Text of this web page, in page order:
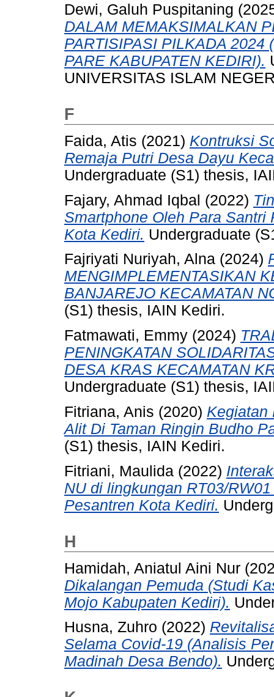
Dewi, Galuh Puspitaning
DALAM MEMAKSIMALKAN
PARTISIPASI PILKADA 2024
PARE KABUPATEN KEDIRI).
UNIVERSITAS ISLAM
F
Faida, Atis (2021) Kontruksi
Remaja Putri Desa Dayu
Undergraduate (S1) thesis,
Fajary, Ahmad Iqbal (2022)
Smartphone Oleh Para Santri
Kota Kediri. Undergraduate
Fajriyati Nuriyah, Alna (2024)
MENGIMPLEMENTASIKAN
BANJAREJO KECAMATAN
(S1) thesis, IAIN Kediri.
Fatmawati, Emmy (2024)
PENINGKATAN
DESA KRAS KECAMATAN
Undergraduate (S1) thesis,
Fitriana, Anis (2020) Kegiatan
Alit Di Taman Ringin Budho
(S1) thesis, IAIN Kediri.
Fitriani, Maulida (2022)
NU di lingkungan RT03/
Pesantren Kota Kediri.
H
Hamidah, Aniatul Aini Nur
Dikalangan Pemuda (Studi
Mojo Kabupaten Kediri).
Husna, Zuhro (2022)
Selama Covid-19 (Analisis
Madinah Desa Bendo).